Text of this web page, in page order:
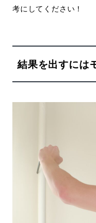
考にしてください！
結果を出すには